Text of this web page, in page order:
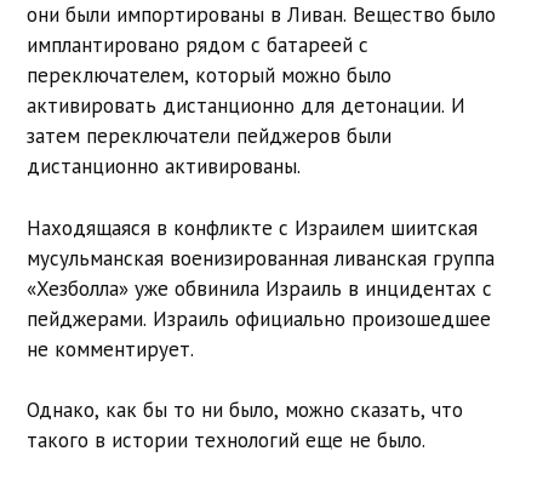
они были импортированы в Ливан. Вещество было
имплантировано рядом с батареей с
переключателем, который можно было
активировать дистанционно для детонации. И
затем переключатели пейджеров были
дистанционно активированы.
Находящаяся в конфликте с Израилем шиитская
мусульманская военизированная ливанская группа
«Хезболла» уже обвинила Израиль в инцидентах с
пейджерами. Израиль официально произошедшее
не комментирует.
Однако, как бы то ни было, можно сказать, что
такого в истории технологий еще не было.